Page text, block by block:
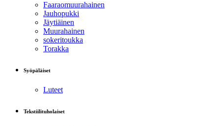
Faaraomuurahainen
Jauhopukki
Jäytiäinen
Muurahainen
sokeritoukka
Torakka
Syöpäläiset
Luteet
Tekstiilituholaiset